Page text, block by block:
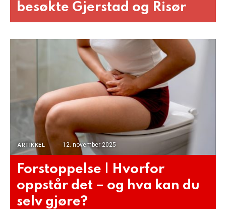
besøkte Gjerstad og Risør
ARTIKKEL 12. november 2025
Forstoppelse | Hvorfor
oppstår det – og hva kan du
selv gjøre?